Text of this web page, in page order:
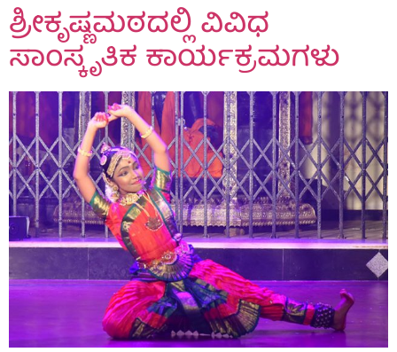
ಶ್ರೀಕೃಷ್ಣಮಠದಲ್ಲಿ ವಿವಿಧ
ಸಾಂಸ್ಕೃತಿಕ ಕಾರ್ಯಕ್ರಮಗಳು